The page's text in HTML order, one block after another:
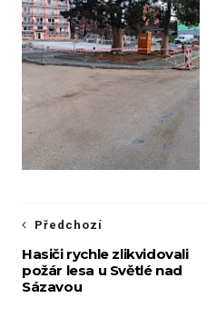
Předchozí
Hasiči rychle zlikvidovali
požár lesa u Světlé nad
Sázavou